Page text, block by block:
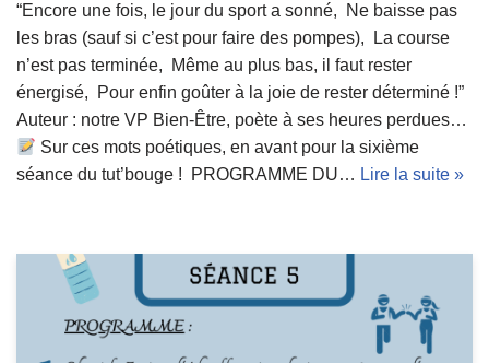
“Encore une fois, le jour du sport a sonné, Ne baisse pas
les bras (sauf si c’est pour faire des pompes), La course
n’est pas terminée, Même au plus bas, il faut rester
énergisé, Pour enfin goûter à la joie de rester déterminé !”
Auteur : notre VP Bien-Être, poète à ses heures perdues…
Sur ces mots poétiques, en avant pour la sixième
séance du tut’bouge ! PROGRAMME DU… Lire la suite »